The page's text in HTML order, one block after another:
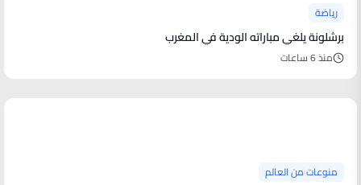
رياضة
برشلونة يلغي مباراته الودية في المغرب
منذ 6 ساعات
منوعات من العالم